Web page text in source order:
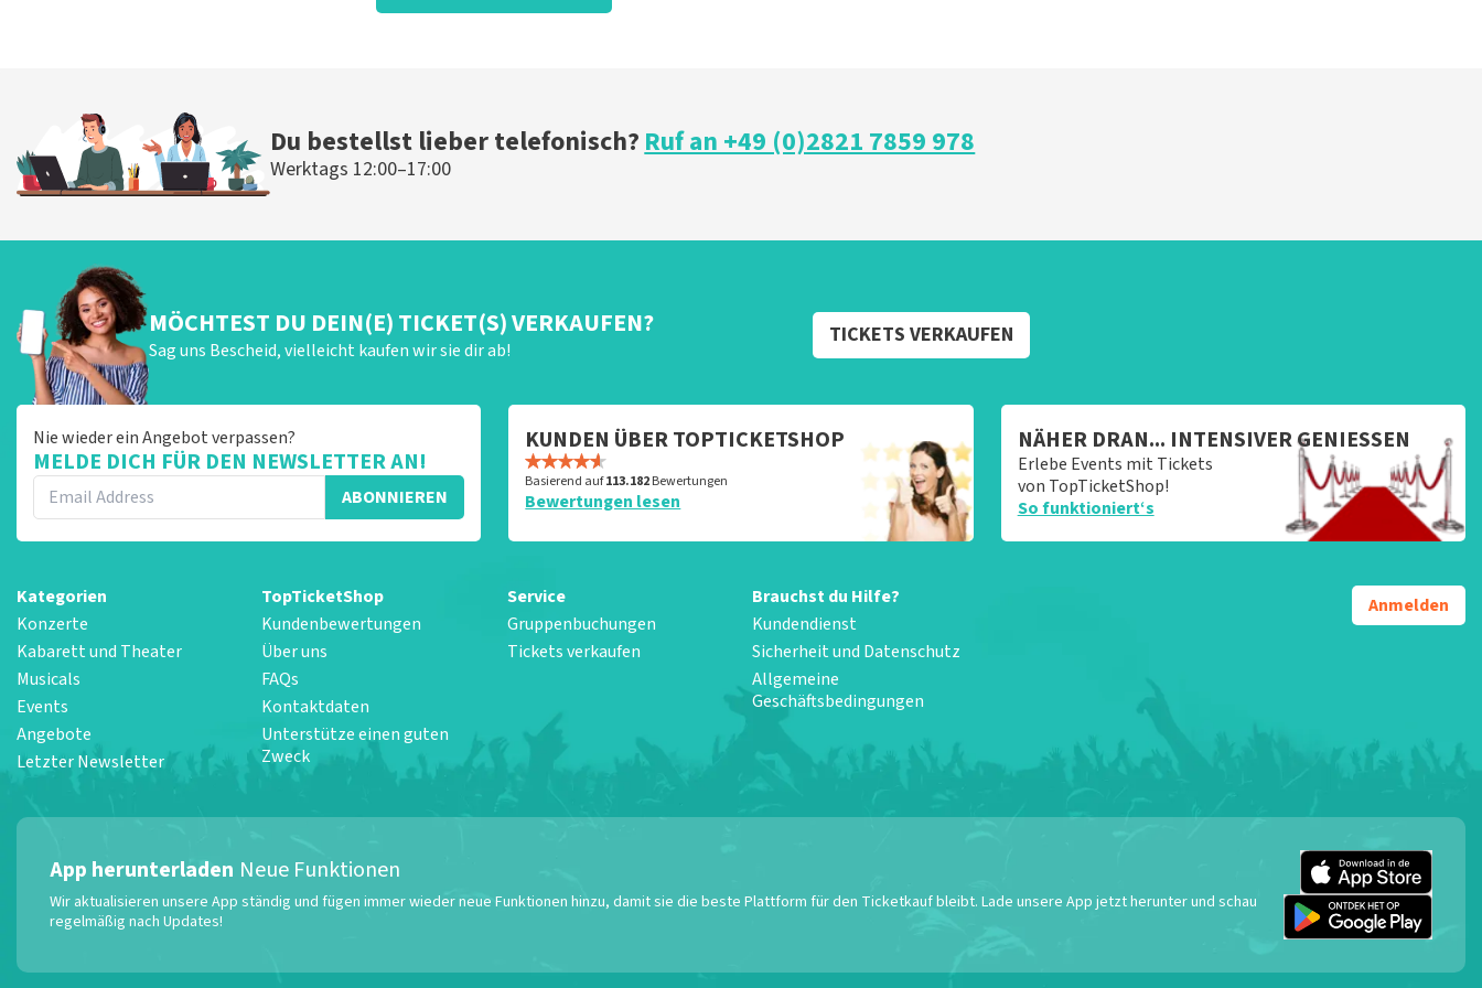
Du bestellst lieber telefonisch?Ruf an +49 (0)2821 7859 978
Werktags 12:00–17:00
MÖCHTEST DU DEIN(E) TICKET(S) VERKAUFEN?
Sag uns Bescheid, vielleicht kaufen wir sie dir ab!
TICKETS VERKAUFEN
Nie wieder ein Angebot verpassen?
MELDE DICH FÜR DEN NEWSLETTER AN!
ABONNIEREN
KUNDEN ÜBER TOPTICKETSHOP
Basierend auf113.182Bewertungen
Bewertungen lesen
NÄHER DRAN... INTENSIVER GENIESSEN
Erlebe Events mit Tickets
von TopTicketShop!
So funktioniert‘s
Kategorien
Konzerte
Kabarett und Theater
Musicals
Events
Angebote
Letzter Newsletter
TopTicketShop
Kundenbewertungen
Über uns
FAQs
Kontaktdaten
Unterstütze einen guten
Zweck
Service
Gruppenbuchungen
Tickets verkaufen
Brauchst du Hilfe?
Kundendienst
Sicherheit und Datenschutz
Allgemeine
Geschäftsbedingungen
Anmelden
App herunterladen Neue Funktionen
Wir aktualisieren unsere App ständig und fügen immer wieder neue Funktionen hinzu, damit sie die beste Plattform für den Ticketkauf bleibt. Lade unsere App jetzt herunter und schau
regelmäßig nach Updates!